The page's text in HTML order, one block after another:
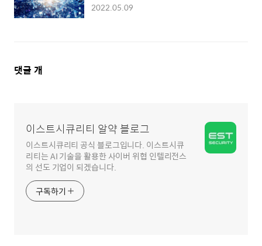
2022.05.09
댓
댓글 개
이스트시큐리티 알약 블로그
이스트시큐리티 공식 블로그입니다. 이스트시큐
리티는 AI 기술을 활용한 사이버 위협 인텔리전스
의 선도 기업이 되겠습니다.
구독하기